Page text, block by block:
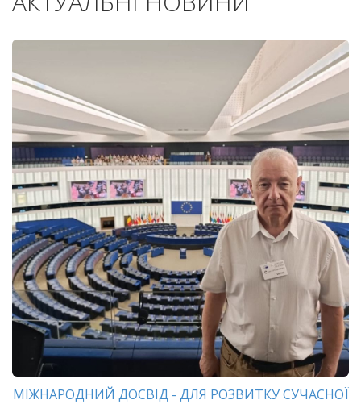
МІЖНАРОДНИЙ ДОСВІД - ДЛЯ РОЗВИТКУ СУЧАСНОЇ